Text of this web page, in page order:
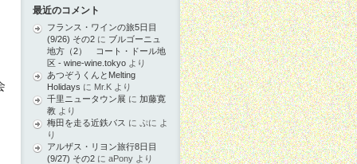
最近のコメント
フランス・ワインの旅5日目
(9/26) その2 に ブルゴーニュ
地方（2） コート・ドール地
区 - wine-wine.tokyo より
あつぞうくんとMelting
Holidays に Mr.K より
千里ニュータウン展 に 加藤寛
教 より
梅田を走る近鉄バス に ぷに よ
り
アルザス・リヨン旅行8日目
(9/27) その2 に aPony より